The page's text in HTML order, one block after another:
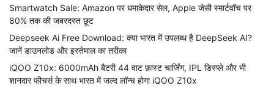
Smartwatch Sale: Amazon पर धमाकेदार सेल, Apple जेसी स्मार्टवॉच पर
80% तक की जबरदस्त छूट
Deepseek Ai Free Download: क्या भारत में उपलब्ध है DeepSeek AI?
जानें डाउनलोड और इस्तेमाल का तरीका
iQOO Z10x: 6000mAh बैटरी 44 वाट फ़ास्ट चार्जिंग, IPL डिस्प्ले और भी
शानदार फीचर्स के साथ भारत में जल्द लॉन्च होगा iQOO Z10x